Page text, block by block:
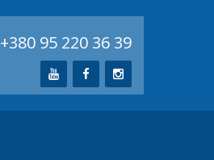
+380 95 220 36 39